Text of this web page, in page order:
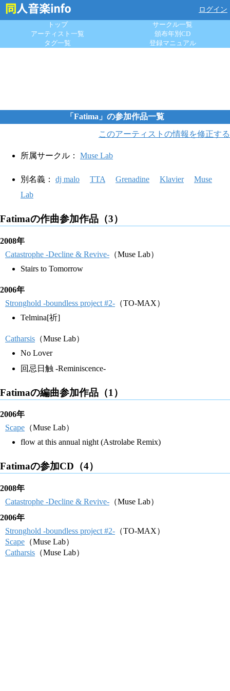
ログイン
トップ
サークル一覧
アーティスト一覧
頒布年別CD
タグ一覧
登録マニュアル
「Fatima」の参加作品一覧
このアーティストの情報を修正する
所属サークル： Muse Lab
別名義： dj malo TTA Grenadine Klavier
Muse
Lab
Fatimaの作曲参加作品（3）
2008年
Catastrophe -Decline & Revive- （Muse Lab）
Stairs to Tomorrow
2006年
Stronghold -boundless project #2- （TO-MAX）
Telmina[祈]
Catharsis （Muse Lab）
No Lover
回忌日触 -Reminiscence-
Fatimaの編曲参加作品（1）
2006年
Scape （Muse Lab）
flow at this annual night (Astrolabe Remix)
Fatimaの参加CD（4）
2008年
Catastrophe -Decline & Revive- （Muse Lab）
2006年
Stronghold -boundless project #2- （TO-MAX）
Scape （Muse Lab）
Catharsis （Muse Lab）